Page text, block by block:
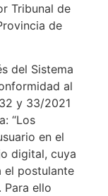
Tribunal de
de
del Sistema
al
y 33/2021
“Los
en el
digital, cuya
el postulante
Para ello